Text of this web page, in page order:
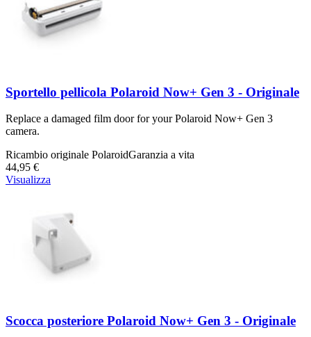
Sportello pellicola Polaroid Now+ Gen 3 - Originale
Replace a damaged film door for your Polaroid Now+ Gen 3
camera.
Ricambio originale PolaroidGaranzia a vita
44,95 €
Visualizza
Scocca posteriore Polaroid Now+ Gen 3 - Originale